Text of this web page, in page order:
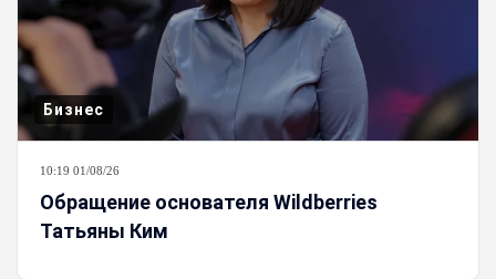
Бизнес
10:19 01/08/26
Обращение основателя Wildberries
Татьяны Ким